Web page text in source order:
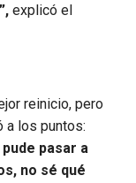
explicó el
reinicio, pero
a los puntos:
pasar a
no sé qué